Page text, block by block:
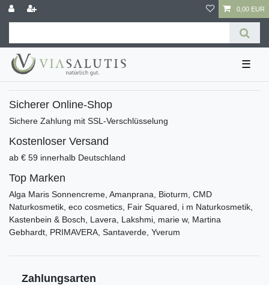
0,00 EUR
☰
Sicherer Online-Shop
Sichere Zahlung mit SSL-Verschlüsselung
Kostenloser Versand
ab € 59 innerhalb Deutschland
Top Marken
Alga Maris Sonnencreme, Amanprana, Bioturm, CMD
Naturkosmetik, eco cosmetics, Fair Squared, i m Naturkosmetik,
Kastenbein & Bosch, Lavera, Lakshmi, marie w, Martina
Gebhardt, PRIMAVERA, Santaverde, Yverum
Zahlungsarten